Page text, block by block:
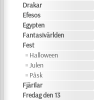
Drakar
Efesos
Egypten
Fantasivärlden
Fest
Halloween
Julen
Påsk
Fjärilar
Fredag den 13